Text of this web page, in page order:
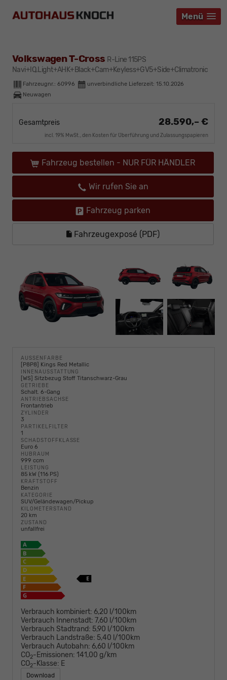
Menü
Menü
Menü
Volkswagen T-Cross R-Line 115PS
Navi+IQ.Light+AHK+Black+Cam+Keyless+GV5+Side+Climatronic
Fahrzeugnr.: 60996 unverbindliche Lieferzeit: 15.10.2026
Neuwagen
Gesamtpreis 28.590,– €
incl. 19% MwSt., den Kosten für Überführung und Zulassungspapieren
Fahrzeug bestellen - NUR FÜR HÄNDLER
Wir rufen Sie an
Fahrzeug parken
Fahrzeugexposé (PDF)
AUSSENFARBE
[P8P8] Kings Red Metallic
INNENAUSSTATTUNG
[WS] Sitzbezug Stoff Titanschwarz-Grau
GETRIEBE
Schalt. 6-Gang
ANTRIEBSACHSE
Frontantrieb
ZYLINDER
3
PARTIKELFILTER
1
SCHADSTOFFKLASSE
Euro 6
HUBRAUM
999 ccm
LEISTUNG
85 kW (116 PS)
KRAFTSTOFF
Benzin
KATEGORIE
SUV/Geländewagen/Pickup
KILOMETERSTAND
20 km
ZUSTAND
unfallfrei
Verbrauch kombiniert: 6,20 l/100km
Verbrauch Innenstadt: 7,60 l/100km
Verbrauch Stadtrand: 5,90 l/100km
Verbrauch Landstraße: 5,40 l/100km
Verbrauch Autobahn: 6,60 l/100km
CO2-Emissionen: 141,00 g/km
CO2-Klasse: E
Download